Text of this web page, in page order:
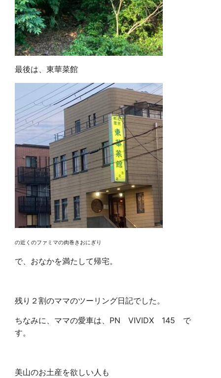
最後は、東華菜館
の近くのファミマの肉巻きおにぎり
で、おなかを満たして帰宅。
残り２割のママのツーリング日記でした。
ちなみに、ママの愛車は、PN VIVIDX 145 で
す。
美山のお土産を欲しい人も